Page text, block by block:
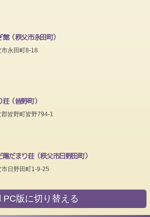
館（秩父市永田町）
永田町8-18
荘（皆野町）
皆野町皆野794-1
だまり荘（秩父市日野田町）
日野田町1-9-25
PC版に切り替える